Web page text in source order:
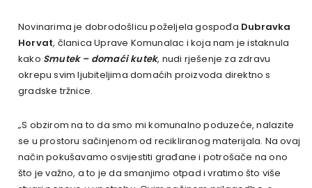
Novinarima je dobrodošlicu poželjela gospođa Dubravka
Horvat, članica Uprave Komunalac i koja nam je istaknula
kako Smutek – domaći kutek, nudi rješenje za zdravu
okrepu svim ljubiteljima domaćih proizvoda direktno s
gradske tržnice.
„S obzirom na to da smo mi komunalno poduzeće, nalazite
se u prostoru sačinjenom od recikliranog materijala. Na ovaj
način pokušavamo osvijestiti građane i potrošače na ono
što je važno, a to je da smanjimo otpad i vratimo što više